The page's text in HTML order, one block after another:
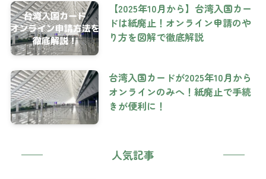
【2025年10月から】台湾入国カー
ドは紙廃止！オンライン申請のや
り方を図解で徹底解説
台湾入国カードが2025年10月から
オンラインのみへ！紙廃止で手続
きが便利に！
人気記事